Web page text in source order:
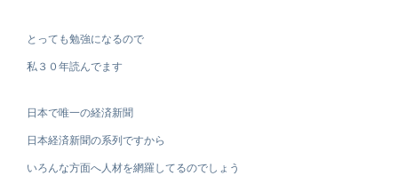
とっても勉強になるので
私３０年読んでます
日本で唯一の経済新聞
日本経済新聞の系列ですから
いろんな方面へ人材を網羅してるのでしょう